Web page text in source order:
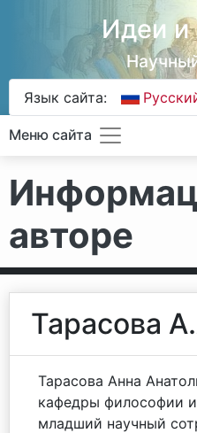
Идеи
Язык сайта:
Меню сайта
авторе
Тарасова
Тарасова Анна
кафедры философии и
младший научный